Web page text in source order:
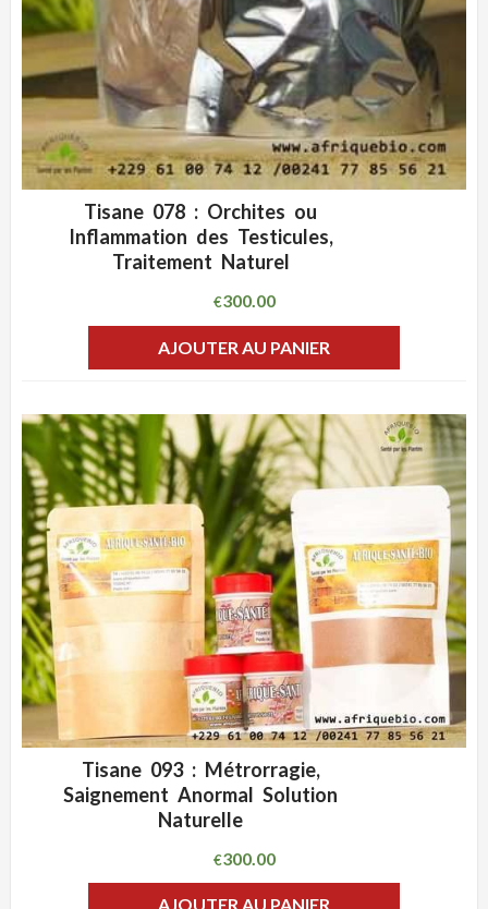
ADD WISHLIST
Tisane 078 : Orchites ou
Inflammation des Testicules,
Traitement Naturel
€300.00
AJOUTER AU PANIER
ADD WISHLIST
Tisane 093 : Métrorragie,
Saignement Anormal Solution
Naturelle
€300.00
AJOUTER AU PANIER